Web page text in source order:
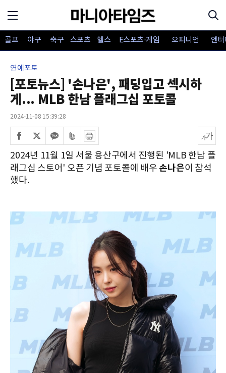
골프 야구 축구 스포츠 헬스 E스포츠·게임 오피니언 엔
연예포토
[포토뉴스] '손나은', 패딩입고 섹시하
게... MLB 한남 플래그십 포토콜
2024-11-08 15:39:28
2024년 11월 1일 서울 용산구에서 진행된 'MLB 한남 플
래그십 스토어' 오픈 기념 포토콜에 배우 손나은이 참석
했다.